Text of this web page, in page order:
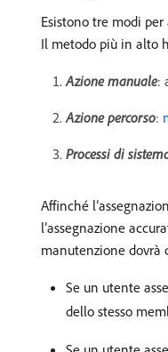
Esistono tre modi
Il metodo più in alto
Azione manuale:
Azione percorso:
Processi di
Affinché
l’assegnazione
manutenzione dovrà
Se un utente
dello stesso